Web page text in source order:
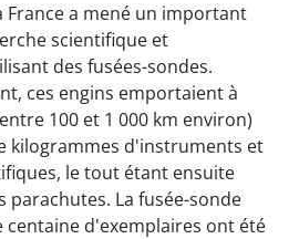
France a mené un important
scientifique et
des fusées-sondes.
ces engins emportaient à
100 et 1 000 km environ)
kilogrammes d'instruments et
le tout étant ensuite
parachutes. La fusée-sonde
d'exemplaires ont été